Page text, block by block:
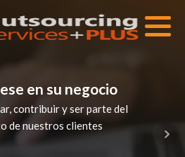
en su negocio
contribuir y ser parte del
de nuestros clientes